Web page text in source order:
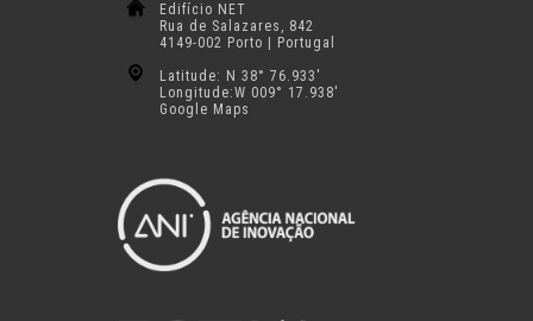
Edifício NET
Rua de Salazares, 842
4149-002 Porto | Portugal
Latitude: N 38° 76.933′
Longitude:W 009° 17.938′
Google Maps